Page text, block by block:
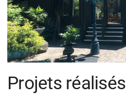
Projets réalisés